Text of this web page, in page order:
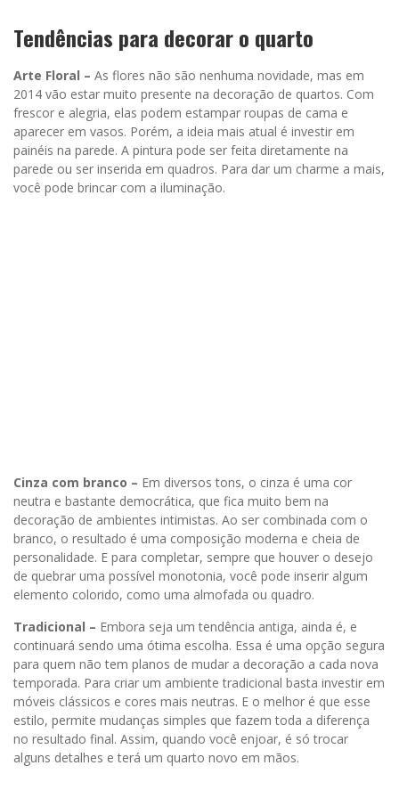
Tendências para decorar o quarto
Arte Floral – As flores não são nenhuma novidade, mas em
2014 vão estar muito presente na decoração de quartos. Com
frescor e alegria, elas podem estampar roupas de cama e
aparecer em vasos. Porém, a ideia mais atual é investir em
painéis na parede. A pintura pode ser feita diretamente na
parede ou ser inserida em quadros. Para dar um charme a mais,
você pode brincar com a iluminação.
Cinza com branco – Em diversos tons, o cinza é uma cor
neutra e bastante democrática, que fica muito bem na
decoração de ambientes intimistas. Ao ser combinada com o
branco, o resultado é uma composição moderna e cheia de
personalidade. E para completar, sempre que houver o desejo
de quebrar uma possível monotonia, você pode inserir algum
elemento colorido, como uma almofada ou quadro.
Tradicional – Embora seja um tendência antiga, ainda é, e
continuará sendo uma ótima escolha. Essa é uma opção segura
para quem não tem planos de mudar a decoração a cada nova
temporada. Para criar um ambiente tradicional basta investir em
móveis clássicos e cores mais neutras. E o melhor é que esse
estilo, permite mudanças simples que fazem toda a diferença
no resultado final. Assim, quando você enjoar, é só trocar
alguns detalhes e terá um quarto novo em mãos.